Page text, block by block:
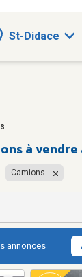
St-Didace
à
Camions
annonces